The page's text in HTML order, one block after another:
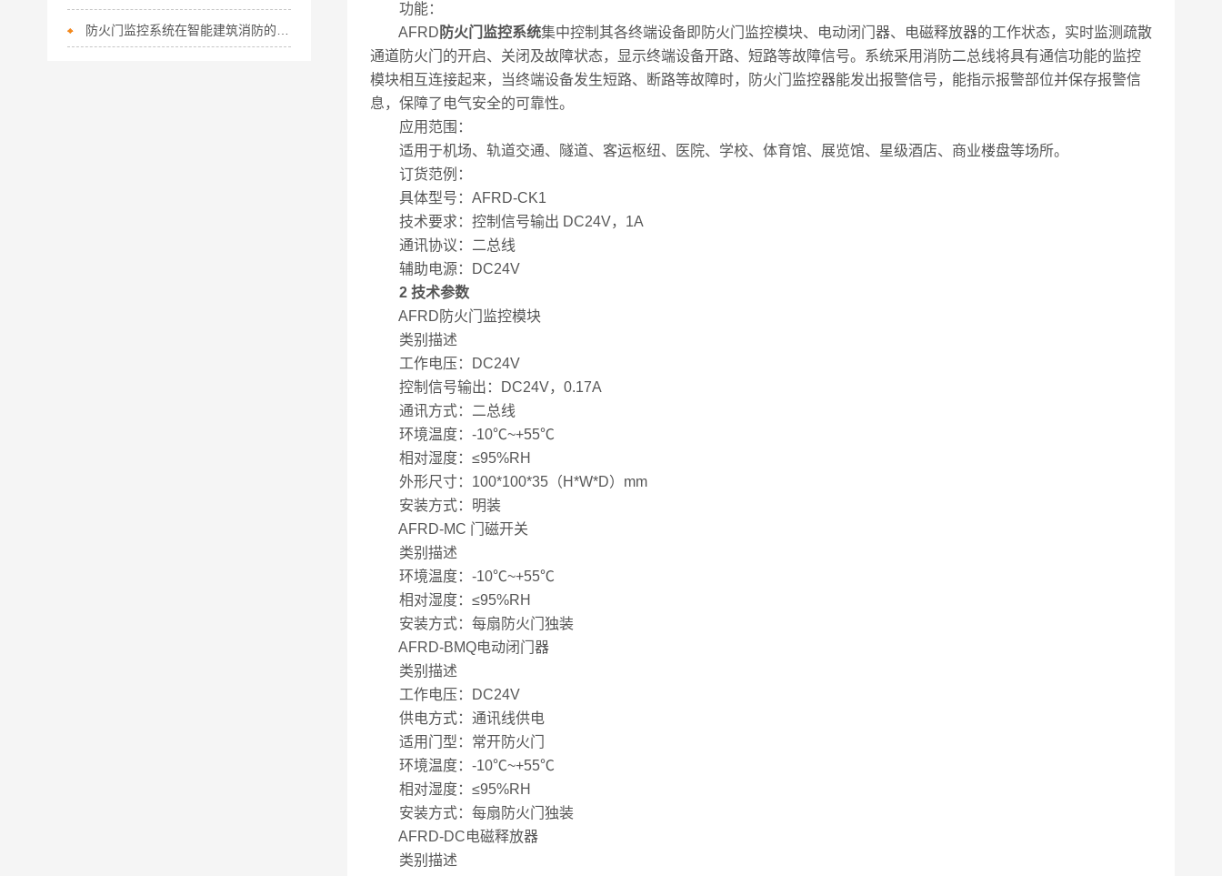
功能：
AFRD 防火门监控系统集中控制其各终端设备即防火门监控模块、电动闭门器、电磁释放器的工作状态，实时监测疏散
通道防火门的开启、关闭及故障状态，显示终端设备开路、短路等故障信号。系统采用消防二总线将具有通信功能的监控
模块相互连接起来，当终端设备发生短路、断路等故障时，防火门监控器能发出报警信号，能指示报警部位并保存报警信
息，保障了电气安全的可靠性。
应用范围：
适用于机场、轨道交通、隧道、客运枢纽、医院、学校、体育馆、展览馆、星级酒店、商业楼盘等场所。
订货范例：
具体型号：AFRD-CK1
技术要求：控制信号输出 DC24V，1A
通讯协议：二总线
辅助电源：DC24V
2 技术参数
AFRD防火门监控模块
类别描述
工作电压：DC24V
控制信号输出：DC24V，0.17A
通讯方式：二总线
环境温度：-10℃~+55℃
相对湿度：≤95%RH
外形尺寸：100*100*35（H*W*D）mm
安装方式：明装
AFRD-MC 门磁开关
类别描述
环境温度：-10℃~+55℃
相对湿度：≤95%RH
安装方式：每扇防火门独装
AFRD-BMQ电动闭门器
类别描述
工作电压：DC24V
供电方式：通讯线供电
适用门型：常开防火门
环境温度：-10℃~+55℃
相对湿度：≤95%RH
安装方式：每扇防火门独装
AFRD-DC电磁释放器
类别描述